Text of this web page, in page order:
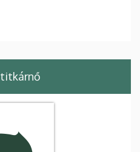
titkárnő